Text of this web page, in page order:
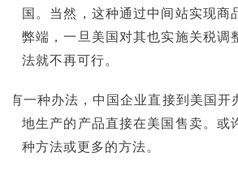
国。当然，这种通过中间站实现商
弊端，一旦美国对其也实施关税调
法就不再可行。
有一种办法，中国企业直接到美国开
地生产的产品直接在美国售卖。或
种方法或更多的方法。